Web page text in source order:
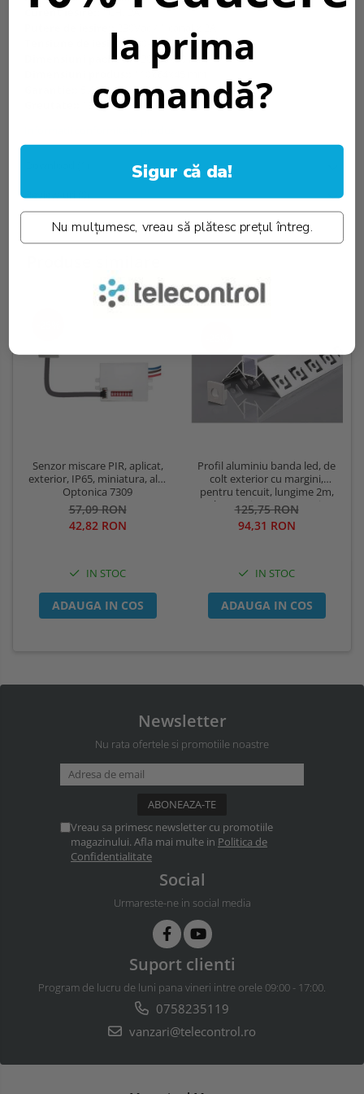
Curent iesire:: 1CH, 2A
Tensiune de iesire::100-240Vac
Dimensiuni pachet::120x55x50 mm
5 Ani
134 gr.
Review-uri(0)
Senzor miscare PIR, aplicat,
exterior, IP65, miniatura, alb,
Optonica 7309
57,09 RON
42,82 RON
IN STOC
ADAUGA IN COS
Profil aluminiu banda led, de
colt exterior cu margini,
pentru tencuit, lungime 2m,
culoare gri natur, Optonica
5165
125,75 RON
94,31 RON
IN STOC
ADAUGA IN COS
Newsletter
Nu rata ofertele si promotiile noastre
Vreau sa primesc newsletter cu promotiile
magazinului. Afla mai multe in Politica de
Confidentialitate
Social
Urmareste-ne in social media
Suport clienti
Program de lucru de luni pana vineri intre orele 09:00 - 17:00.
0758235119
vanzari@telecontrol.ro
la prima
comandă?
Sigur că da!
Nu mulțumesc, vreau să plătesc prețul întreg.